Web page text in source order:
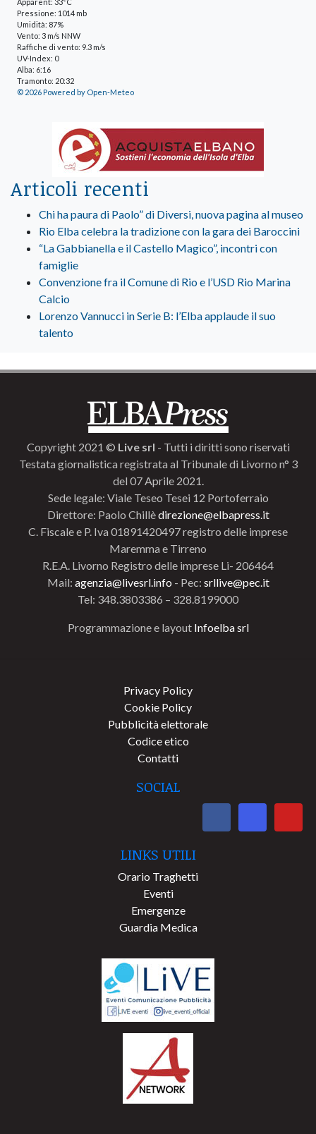
Apparent: 33°C
Pressione: 1014 mb
Umidità: 87%
Vento: 3 m/s NNW
Raffiche di vento: 9.3 m/s
UV-Index: 0
Alba: 6:16
Tramonto: 20:32
© 2026 Powered by Open-Meteo
Articoli recenti
Chi ha paura di Paolo” di Diversi, nuova pagina al museo
Rio Elba celebra la tradizione con la gara dei Baroccini
“La Gabbianella e il Castello Magico”, incontri con
famiglie
Convenzione fra il Comune di Rio e l’USD Rio Marina
Calcio
Lorenzo Vannucci in Serie B: l’Elba applaude il suo
talento
Copyright 2021 © Live srl - Tutti i diritti sono riservati
Testata giornalistica registrata al Tribunale di Livorno n° 3
del 07 Aprile 2021.
Sede legale: Viale Teseo Tesei 12 Portoferraio
Direttore: Paolo Chillèdirezione@elbapress.it
C. Fiscale e P. Iva 01891420497 registro delle imprese
Maremma e Tirreno
R.E.A. Livorno Registro delle imprese Li- 206464
Mail: agenzia@livesrl.info - Pec: srllive@pec.it
Tel: 348.3803386 – 328.8199000
Programmazione e layout Infoelba srl
Privacy Policy
Cookie Policy
Pubblicità elettorale
Codice etico
Contatti
SOCIAL
LINKS UTILI
Orario Traghetti
Eventi
Emergenze
Guardia Medica